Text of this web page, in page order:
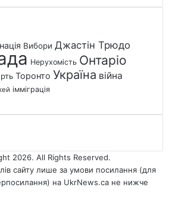
Вибори Джастін Трюдо
Нерухомість Онтаріо
Торонто Україна війна
імміграція
2026. All Rights Reserved.
сайту лише за умови посилання (для
на UkrNews.ca не нижче